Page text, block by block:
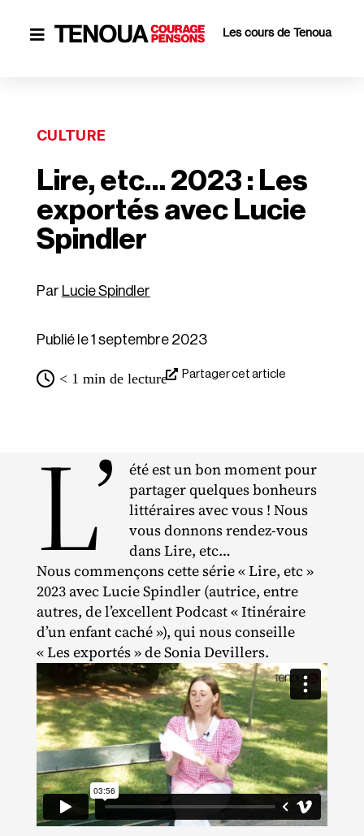
 Les cours de Tenoua
CULTURE
Lire, etc… 2023 : Les
exportés avec Lucie
Spindler
Lucie Spindler
Publié le 1 septembre 2023
< 1 min de lecture Partager cet article
L’
été est un bon moment pour
partager quelques bonheurs
littéraires avec vous ! Nous
vous donnons rendez‐​vous
dans Lire, etc…
Nous commençons cette série « Lire, etc »
2023 avec Lucie Spindler (autrice, entre
autres, de l’excellent Podcast « Itinéraire
d’un enfant caché »), qui nous conseille
« Les exportés » de Sonia Devillers.